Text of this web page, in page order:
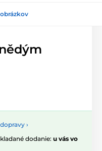
›
dodanie: u vás vo